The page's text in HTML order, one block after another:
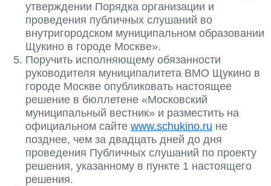
утверждении Порядка организации и
проведения публичных слушаний во
внутригородском муниципальном образовании
Щукино в городе Москве».
Поручить исполняющему обязанности
руководителя муниципалитета ВМО Щукино в
городе Москве опубликовать настоящее
решение в бюллетене «Московский
муниципальный вестник» и разместить на
официальном сайте www.schukino.ru не
позднее, чем за двадцать дней до дня
проведения Публичных слушаний по проекту
решения, указанному в пункте 1 настоящего
решения.